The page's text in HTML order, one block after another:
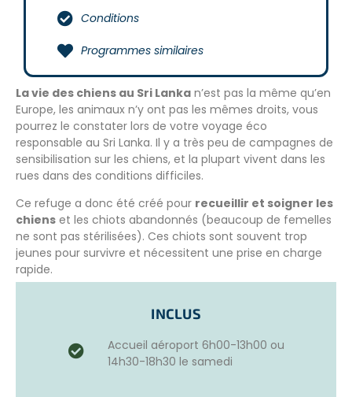
Conditions
Programmes similaires
La vie des chiens au Sri Lanka n’est pas la même qu’en
Europe, les animaux n’y ont pas les mêmes droits, vous
pourrez le constater lors de votre voyage éco
responsable au Sri Lanka. Il y a très peu de campagnes​ de
sensibilisation sur les chiens, et la plupart vivent dans les
rues dans des conditions difficiles.
Ce refuge a donc été créé pour recueillir et soigner les
chiens et les chiots abandonnés (beaucoup de femelles
ne sont pas stérilisées). Ces chiots sont souvent​ trop
jeunes pour survivre et nécessitent une prise en charge
rapide​.
Ce projet a été développé avec uneassociation à but
non lucratif
dédiée​ à la protection des chiens​ errants
INCLUS
Accueil aéroport 6h00-13h00 ou
14h30-18h30 le samedi